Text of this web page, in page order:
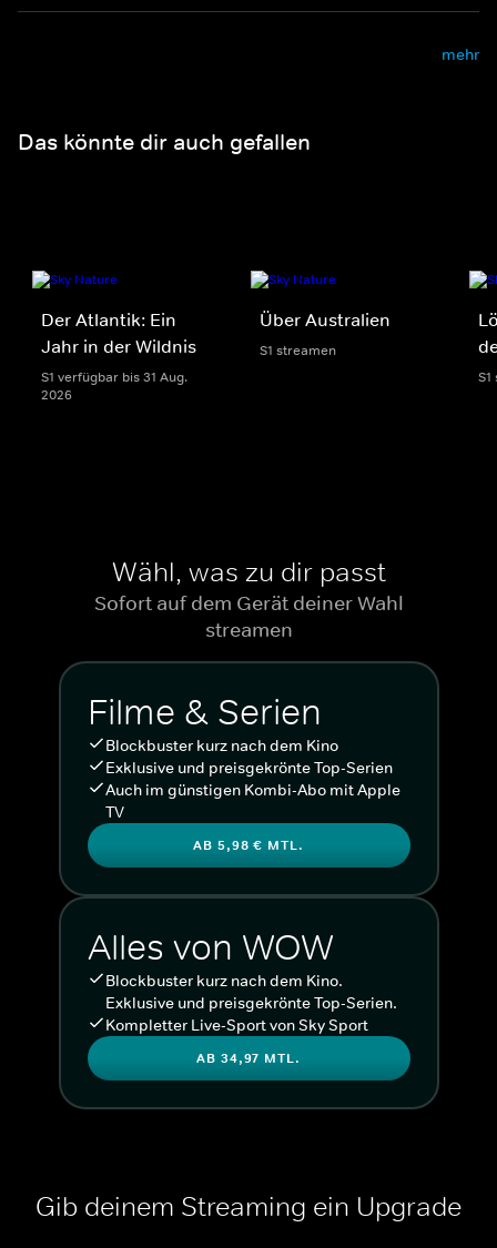
mehr
Das könnte dir auch gefallen
Der Atlantik: Ein
Jahr in der Wildnis
S1 verfügbar bis 31 Aug.
2026
Über Australien
S1 streamen
Wähl, was zu dir passt
Sofort auf dem Gerät deiner Wahl
streamen
Filme & Serien
Blockbuster kurz nach dem Kino
Exklusive und preisgekrönte Top-Serien
Auch im günstigen Kombi-Abo mit Apple
TV
AB 5,98 € MTL.
Alles von WOW
Blockbuster kurz nach dem Kino.
Exklusive und preisgekrönte Top-Serien.
Kompletter Live-Sport von Sky Sport
AB 34,97 MTL.
Gib deinem Streaming ein Upgrade